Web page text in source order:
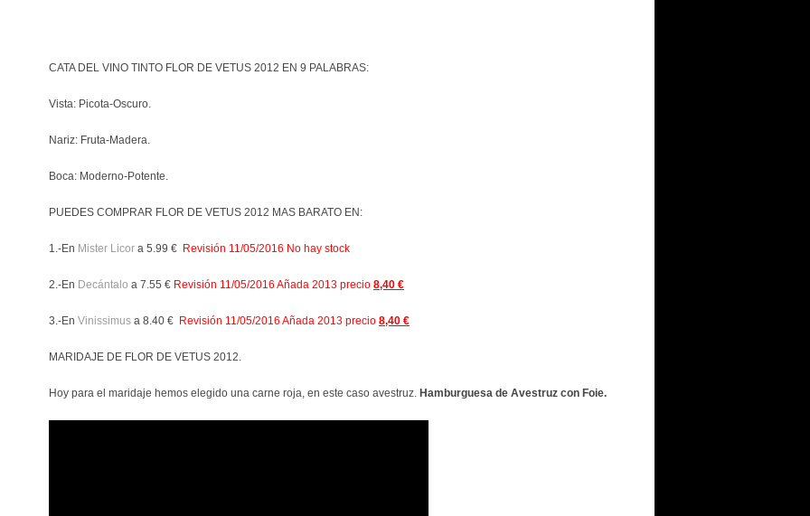
CATA DEL VINO TINTO FLOR DE VETUS 2012 EN 9 PALABRAS:
Vista: Picota-Oscuro.
Nariz: Fruta-Madera.
Boca: Moderno-Potente.
PUEDES COMPRAR FLOR DE VETUS 2012 MAS BARATO EN:
1.-En Mister Licor a 5.99 € Revisión 11/05/2016 No hay stock
2.-En Decántalo a 7.55 € Revisión 11/05/2016 Añada 2013 precio 8,40 €
3.-En Vinissimus a 8.40 € Revisión 11/05/2016 Añada 2013 precio 8,40 €
MARIDAJE DE FLOR DE VETUS 2012.
Hoy para el maridaje hemos elegido una carne roja, en este caso avestruz. Hamburguesa de Avestruz con Foie.